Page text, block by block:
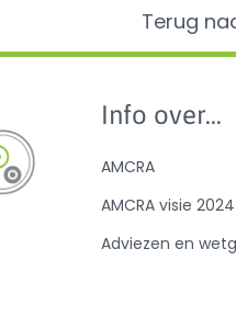
Terug
Info over...
AMCRA
AMCRA visie 2024
Adviezen en